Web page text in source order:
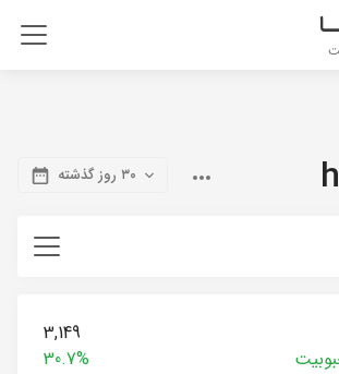
۳۰ روز گذشته
3,149
30.7%